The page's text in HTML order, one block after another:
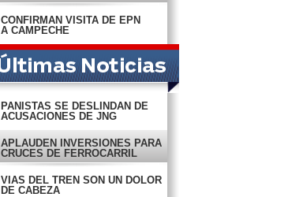
CONFIRMAN VISITA DE EPN
A CAMPECHE
PANISTAS SE DESLINDAN DE
ACUSACIONES DE JNG
APLAUDEN INVERSIONES PARA
CRUCES DE FERROCARRIL
VÍAS DEL TREN SON UN DOLOR
DE CABEZA